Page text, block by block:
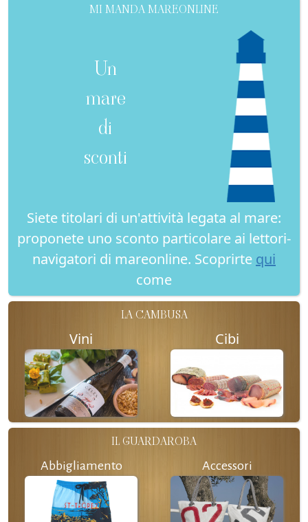
MI MANDA MAREONLINE
Un
mare
di
sconti
Siete titolari di un'attività legata al mare:
proponete uno sconto particolare ai lettori-
navigatori di mareonline. Scoprirte qui
come
LA CAMBUSA
Vini Cibi
IL GUARDAROBA
Abbigliamento Accessori